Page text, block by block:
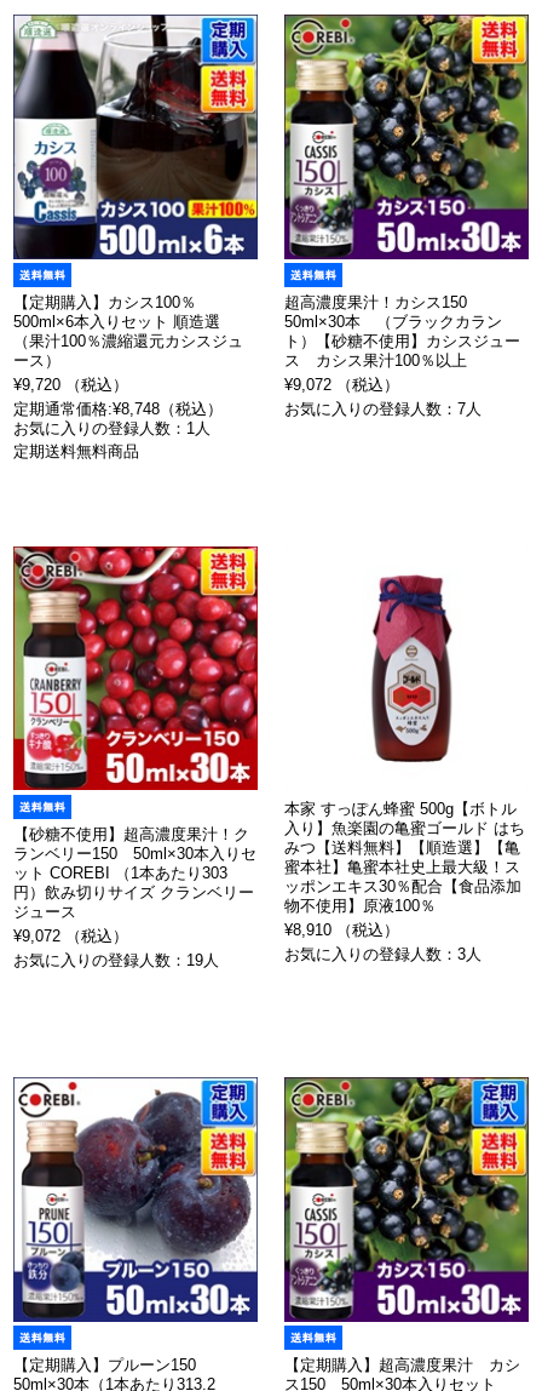
【定期購入】カシス100％
500ml×6本入りセット 順造選
（果汁100％濃縮還元カシスジュ
ース）
¥9,720 （税込）
定期通常価格:¥8,748（税込）
お気に入りの登録人数：1人
定期送料無料商品
超高濃度果汁！カシス150
50ml×30本 （ブラックカラン
ト）【砂糖不使用】カシスジュー
ス カシス果汁100％以上
¥9,072 （税込）
お気に入りの登録人数：7人
【砂糖不使用】超高濃度果汁！ク
ランベリー150 50ml×30本入りセ
ット COREBI （1本あたり303
円）飲み切りサイズ クランベリー
ジュース
¥9,072 （税込）
お気に入りの登録人数：19人
本家 すっぽん蜂蜜 500g【ボトル
入り】魚楽園の亀蜜ゴールド はち
みつ【送料無料】【順造選】【亀
蜜本社】亀蜜本社史上最大級！ス
ッポンエキス30％配合【食品添加
物不使用】原液100％
¥8,910 （税込）
お気に入りの登録人数：3人
【定期購入】プルーン150
50ml×30本（1本あたり313.2
【定期購入】超高濃度果汁 カシ
ス150 50ml×30本入りセット